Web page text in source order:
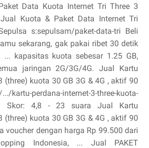
Data Kuota Internet Tri Three 3
Kuota & Paket Data Internet Tri
s:sepulsam/paket-data-tri Beli
sekarang, gak pakai ribet 30 detik
... kapasitas kuota sebesar 1.25 GB,
jaringan 2G/3G/4G. Jual Kartu
(three) kuota 30 GB 3G & 4G , aktif 90
kartu-perdana-internet-3-three-kuota-
Skor: 4,8 - ‎23 suara Jual Kartu
(three) kuota 30 GB 3G & 4G , aktif 90
voucher dengan harga Rp 99.500 dari
Indonesia, ... Jual PAKET